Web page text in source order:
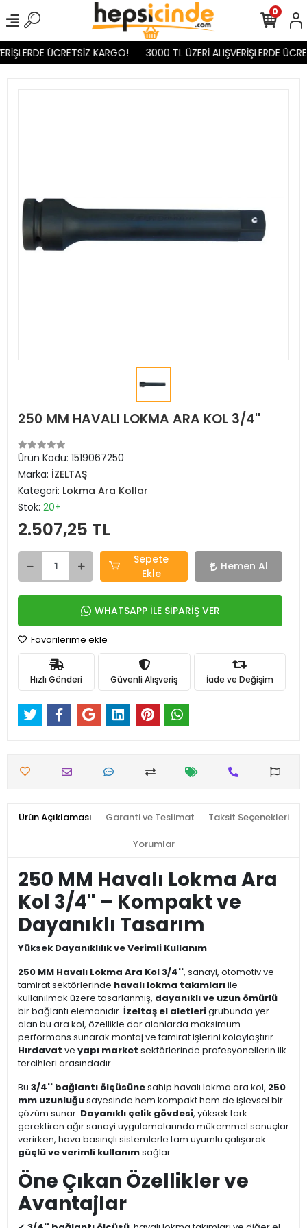
ÜCRETSİZ KARGO! 3000 TL ÜZERİ ALIŞVERİŞLERDE
0
250 MM HAVALI LOKMA ARA KOL 3/4''
Ürün Kodu: 1519067250
Marka: İZELTAŞ
Kategori: Lokma Ara Kollar
Stok: 20+
2.507,25 TL
Sepete
Ekle
Hemen Al
WHATSAPP İLE SİPARİŞ VER
Favorilerime ekle
Hızlı Gönderi Güvenli Alışveriş İade ve Değişim
Ürün Açıklaması Garanti ve Teslimat Taksit Seçenekleri
Yorumlar
250 MM Havalı Lokma Ara
Kol 3/4'' – Kompakt ve
Dayanıklı Tasarım
Yüksek Dayanıklılık ve Verimli Kullanım
250 MM Havalı Lokma Ara Kol 3/4'', sanayi, otomotiv ve
tamirat sektörlerinde havalı lokma takımlarıile
kullanılmak üzere tasarlanmış, dayanıklı ve uzun ömürlü
bir bağlantı elemanıdır. İzeltaş el aletlerigrubunda yer
alan bu ara kol, özellikle dar alanlarda maksimum
performans sunarak montaj ve tamirat işlerini kolaylaştırır.
Hırdavat ve yapı market sektörlerinde profesyonellerin ilk
tercihleri arasındadır.
Bu 3/4'' bağlantı ölçüsünesahip havalı lokma ara kol, 250
mm uzunluğusayesinde hem kompakt hem de işlevsel bir
çözüm sunar. Dayanıklı çelik gövdesi, yüksek tork
gerektiren ağır sanayi uygulamalarında mükemmel sonuçlar
verirken, hava basınçlı sistemlerle tam uyumlu çalışarak
güçlü ve verimli kullanımsağlar.
Öne Çıkan Özellikler ve
Avantajlar